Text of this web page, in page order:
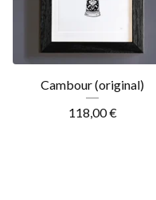
Cambour (original)
118,00€